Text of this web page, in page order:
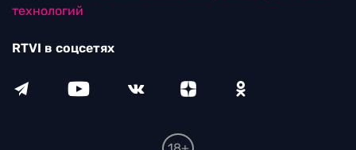
технологий
RTVI в соцсетях